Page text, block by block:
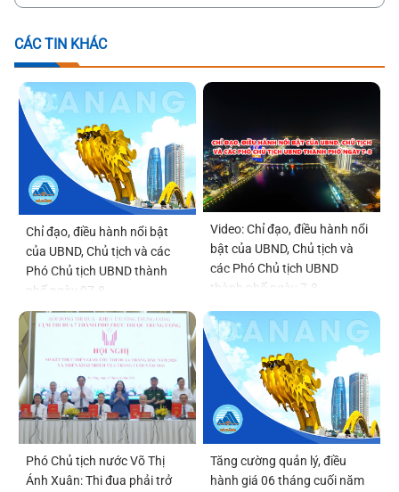
CÁC TIN KHÁC
Chỉ đạo, điều hành nổi bật
của UBND, Chủ tịch và các
Phó Chủ tịch UBND thành
phố ngày 07-8
Video: Chỉ đạo, điều hành nổi
bật của UBND, Chủ tịch và
các Phó Chủ tịch UBND
thành phố ngày 7-8
Phó Chủ tịch nước Võ Thị
Ánh Xuân: Thi đua phải trở
Tăng cường quản lý, điều
hành giá 06 tháng cuối năm